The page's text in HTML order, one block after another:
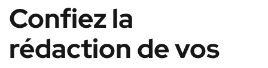
Confiez la
rédaction de vos